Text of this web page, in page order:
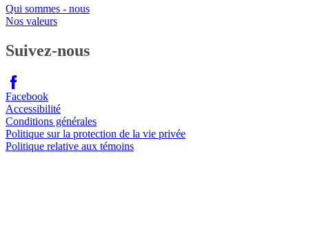
Qui sommes - nous
Nos valeurs
Suivez-nous
Facebook
Accessibilité
Conditions générales
Politique sur la protection de la vie privée
Politique relative aux témoins